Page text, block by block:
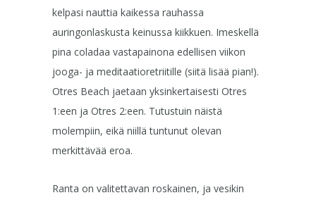
kelpasi nauttia kaikessa rauhassa
auringonlaskusta keinussa kiikkuen. Imeskellä
pina coladaa vastapainona edellisen viikon
jooga- ja meditaatioretriitille (siitä lisää pian!).
Otres Beach jaetaan yksinkertaisesti Otres
1:een ja Otres 2:een. Tutustuin näistä
molempiin, eikä niillä tuntunut olevan
merkittävää eroa.
Ranta on valitettavan roskainen, ja vesikin